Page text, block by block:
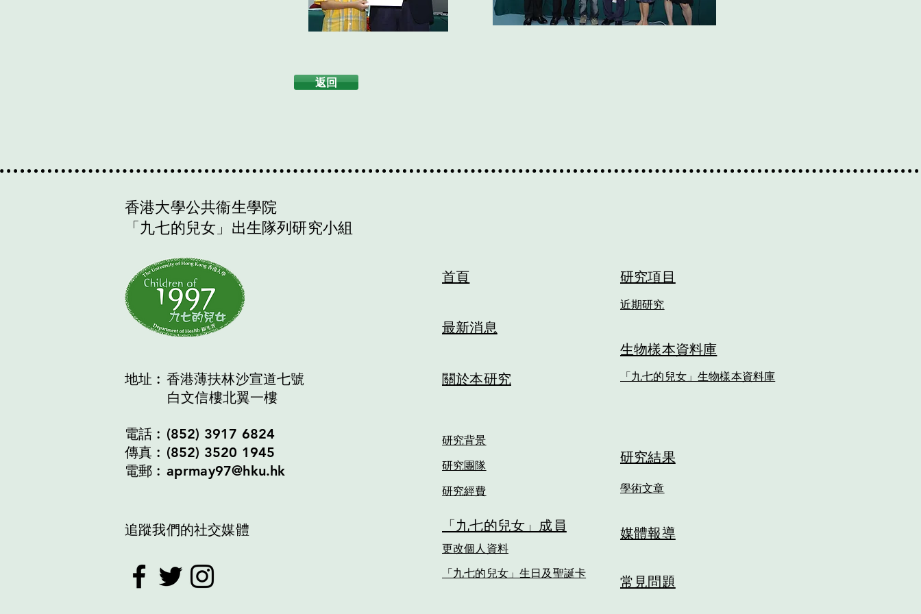
返回
香港大學公共衞生學院
「九七的兒女」出生隊列研究小組
地址︰香港薄扶林沙宣道七號
白文信樓北翼一樓
電話︰(852) 3917 6824
傳真︰(852) 3520 1945
電郵︰aprmay97@hku.hk
追蹤我們的社交媒體
首頁 研究項目
近期​研究
最新消息
生物樣本資料庫
關於本研究
「九七的兒女」生物樣本資料庫
​研究背景
​研究團隊
​研究經費
「九七的兒女」成員
​更改個人資料
​「九七的兒女」生日及聖誕卡
研究結果
學術文章
媒體報導
常見問題